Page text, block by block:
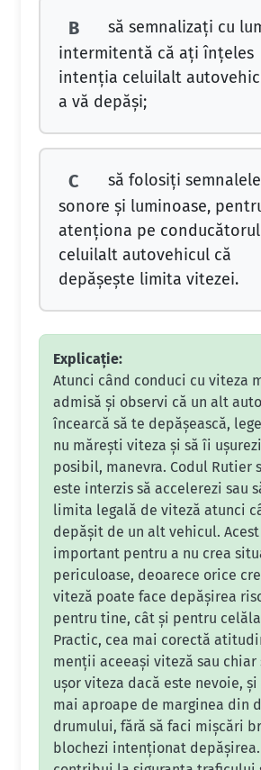
B
să semnalizaţi cu
intermitentă că aţi înţeles
intenţia celuilalt
a vă depăşi;
C
să folosiţi semnalele
sonore şi luminoase,
atenţiona pe conducătorul
celuilalt autovehicul că
depăşeşte limita vitezei.
Explicație:
Atunci când conduci cu viteza
admisă și observi că un alt
încearcă să te depășească,
nu mărești viteza și să îi
posibil, manevra. Codul Rutier
este interzis să accelerezi sau
limita legală de viteză atunci
depășit de un alt vehicul.
important pentru a nu crea
periculoase, deoarece orice
viteză poate face depășirea
pentru tine, cât și pentru
Practic, cea mai corectă
menții aceeași viteză sau chiar
ușor viteza dacă este nevoie,
mai aproape de marginea din
drumului, fără să faci mișcări
blochezi intenționat depășirea.